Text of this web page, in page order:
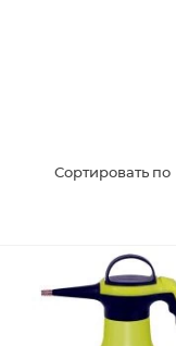
Сортировать по